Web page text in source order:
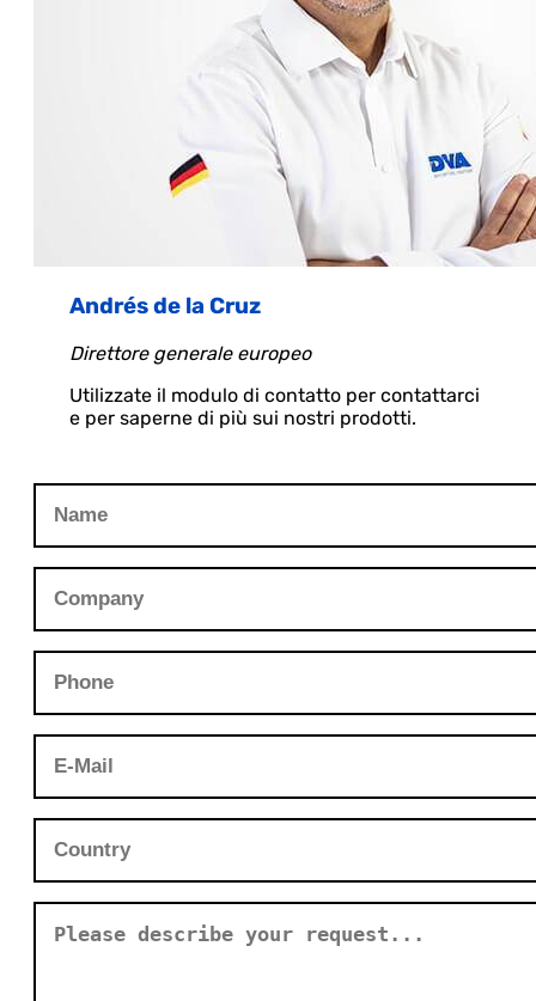
Andrés de la Cruz
Direttore generale europeo
Utilizzate il modulo di contatto per contattarci
e per saperne di più sui nostri prodotti.